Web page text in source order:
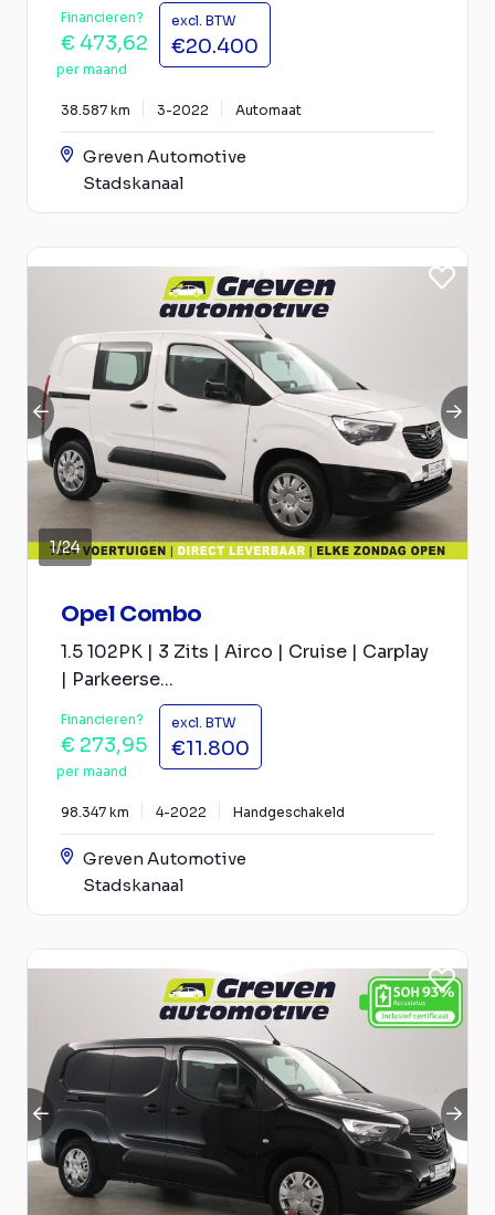
Financieren?
€ 473,62
per maand
excl. BTW
€20.400
38.587 km 3-2022 Automaat
Greven Automotive
Stadskanaal
1/24
Opel Combo
1.5 102PK | 3 Zits | Airco | Cruise | Carplay
| Parkeerse...
Financieren?
€ 273,95
per maand
excl. BTW
€11.800
98.347 km 4-2022 Handgeschakeld
Greven Automotive
Stadskanaal